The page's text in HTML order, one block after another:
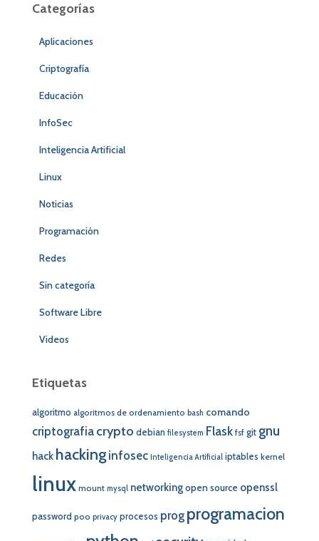
Categorías
Aplicaciones
Criptografía
Educación
InfoSec
Inteligencia Artificial
Linux
Noticias
Programación
Redes
Sin categoría
Software Libre
Videos
Etiquetas
algoritmo algoritmos de ordenamiento bash comando
criptografia crypto debian filesystem Flask fsf git gnu
hack hacking infosec Inteligencia Artificial iptables kernel
linux mount mysql networkingopen source openssl
password poo privacy procesos prog programacion